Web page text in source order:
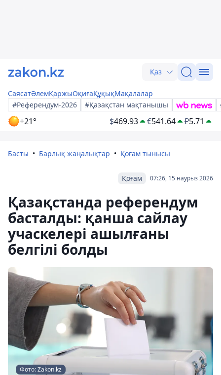
Қаз
СаясатӘлемҚаржыОқиғаҚұқықМақалалар
#Референдум-2026
#Қазақстан мақтанышы
+21° $469.93 €541.64 ₽5.71
Басты Барлық жаңалықтар Қоғам тынысы
07:26, 15 наурыз 2026
Қоғам
Қазақстанда референдум
басталды: қанша сайлау
учаскелері ашылғаны
белгілі болды
Фото: Zakon.kz